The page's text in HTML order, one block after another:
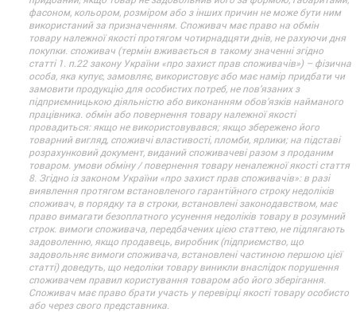
фасоном, кольором, розміром або з інших причин не може бути ним
використаний за призначенням. Споживач має право на обмін
товару належної якості протягом чотирнадцяти днів, не рахуючи дня
покупки. споживач (термін вживається в такому значенні згідно
статті 1. п.22 закону України «про захист прав споживачів») – фізична
особа, яка купує, замовляє, використовує або має намір придбати чи
замовити продукцію для особистих потреб, не пов’язаних з
підприємницькою діяльністю або виконанням обов’язків найманого
працівника. обмін або повернення товару належної якості
провадиться: якщо не використовувався; якщо збережено його
товарний вигляд, споживчі властивості, пломби, ярлики; на підставі
розрахунковий документ, виданий споживачеві разом з проданим
товаром. умови обміну / повернення товару неналежної якості стаття
8. Згідно із законом України «про захист прав споживачів»: в разі
виявлення протягом встановленого гарантійного строку недоліків
споживач, в порядку та в строки, встановлені законодавством, має
право вимагати безоплатного усунення недоліків товару в розумний
строк. вимоги споживача, передбачених цією статтею, не підлягають
задоволенню, якщо продавець, виробник (підприємство, що
задовольняє вимоги споживача, встановлені частиною першою цієї
статті) доведуть, що недоліки товару виникли внаслідок порушення
споживачем правил користування товаром або його зберігання.
Споживач має право брати участь у перевірці якості товару особисто
або через свого представника.